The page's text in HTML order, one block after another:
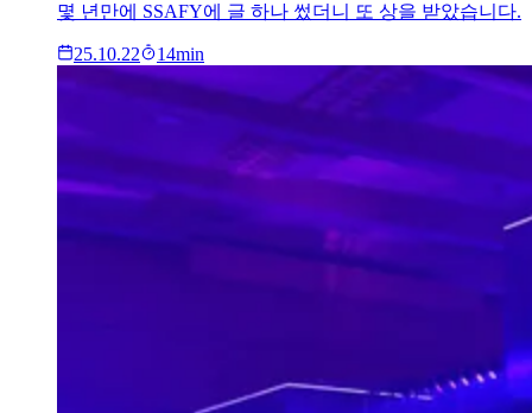
몇 년만에 SSAFY에 글 하나 썼더니 또 상을 받았습니다.
25.10.22 14min